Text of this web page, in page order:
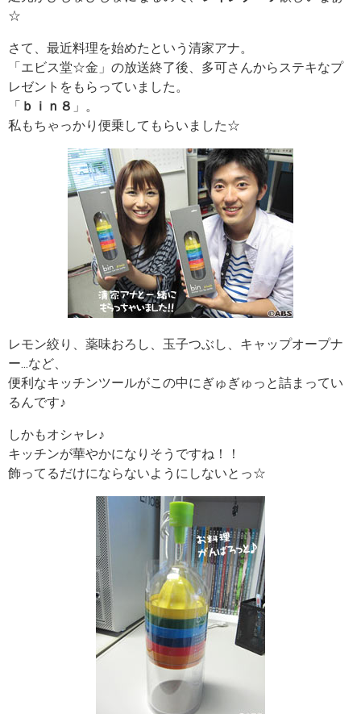
k
☆
さて、最近料理を始めたという清家アナ。
「エビス堂☆金」の放送終了後、多可さんからステキなプ
レゼントをもらっていました。
「 ｂｉｎ８ 」。
私もちゃっかり便乗してもらいました☆
レモン絞り、薬味おろし、玉子つぶし、キャップオープナ
ー...など、
便利なキッチンツールがこの中にぎゅぎゅっと詰まってい
るんです♪
しかもオシャレ♪
キッチンが華やかになりそうですね！！
飾ってるだけにならないようにしないとっ☆